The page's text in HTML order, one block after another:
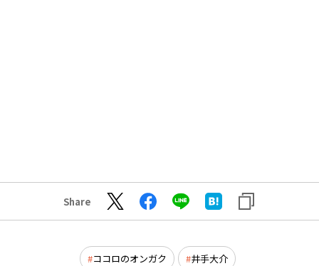
Share
ココロのオンガク 井手大介